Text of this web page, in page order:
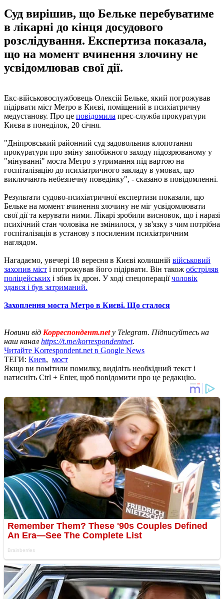
Суд вирішив, що Бельке перебуватиме
в лікарні до кінця досудового
розслідування. Експертиза показала,
що на момент вчинення злочину не
усвідомлював свої дії.
Екс-військовослужбовець Олексій Бельке, який погрожував
підірвати міст Метро в Києві, поміщений в психіатричну
медустанову. Про це повідомила прес-служба прокуратури
Києва в понеділок, 20 січня.
"Дніпровський районний суд задовольнив клопотання
прокуратури про зміну запобіжного заходу підозрюваному у
"мінуванні" моста Метро з утримання під вартою на
госпіталізацію до психіатричного закладу в умовах, що
виключають небезпечну поведінку", - сказано в повідомленні.
Результати судово-психіатричної експертизи показали, що
Бельке на момент вчинення злочину не міг усвідомлювати
свої дії та керувати ними. Лікарі зробили висновок, що і наразі
психічний стан чоловіка не змінилося, у зв'язку з чим потрібна
госпіталізація в установу з посиленим психіатричним
наглядом.
Нагадаємо, увечері 18 вересня в Києві колишній військовий
захопив міст і погрожував його підірвати. Він також обстріляв
поліцейських і збив їх дрон. У ході спецопераціїчоловік
здався і був затриманий.
Захоплення моста Метро в Києві. Що сталося
Новини від Корреспондент.net у Telegram. Підписуйтесь на
наш канал https://t.me/korrespondentnet.
Читайте Korrespondent.net в Google News
ТЕГИ: Киев, мост
Якщо ви помітили помилку, виділіть необхідний текст і
натисніть Ctrl + Enter, щоб повідомити про це редакцію.